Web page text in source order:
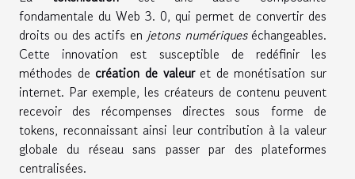
fondamentale du Web 3. 0, qui permet de convertir des
droits ou des actifs en jetons numériqueséchangeables.
Cette innovation est susceptible de redéfinir les
méthodes de création de valeuret de monétisation sur
internet. Par exemple, les créateurs de contenu peuvent
recevoir des récompenses directes sous forme de
tokens, reconnaissant ainsi leur contribution à la valeur
globale du réseau sans passer par des plateformes
centralisées.